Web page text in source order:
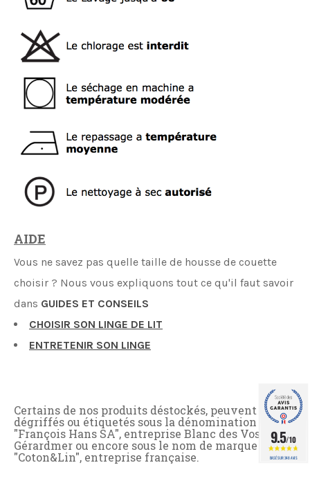
AIDE
Vous ne savez pas quelle taille de housse de couette
choisir ? Nous vous expliquons tout ce qu'il faut savoir
dans GUIDES ET CONSEILS
CHOISIR SON LINGE DE LIT
ENTRETENIR SON LINGE
Certains de nos produits déstockés, peuvent être
dégriffés ou étiquetés sous la dénomination
"François Hans SA", entreprise Blanc des Vosges à
Gérardmer ou encore sous le nom de marque
"Coton&Lin", entreprise française.
9.5/10
BASÉ SUR 348 AVIS